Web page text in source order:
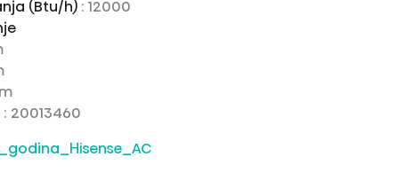
(Btu/h) : 12000
: 20013460